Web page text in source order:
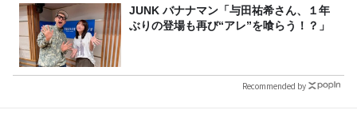
JUNK バナナマン「与田祐希さん、１年
ぶりの登場も再び“アレ”を喰らう！？」
Recommended by